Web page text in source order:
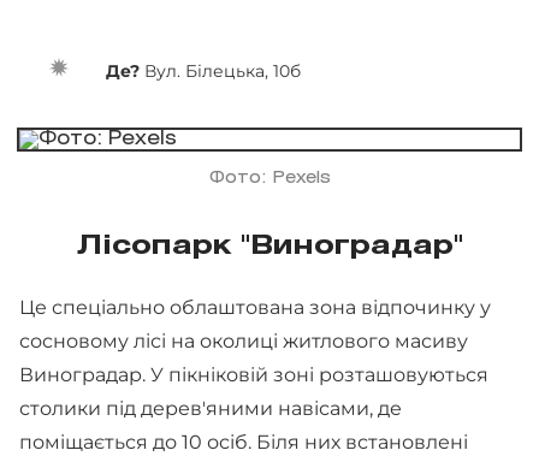
Де? Вул. Білецька, 10б
Фото: Pexels
Лісопарк "Виноградар"
Це спеціально облаштована зона відпочинку у
сосновому лісі на околиці житлового масиву
Виноградар. У пікніковій зоні розташовуються
столики під дерев'яними навісами, де
поміщається до 10 осіб. Біля них встановлені